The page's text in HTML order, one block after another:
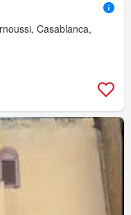
Casablanca,